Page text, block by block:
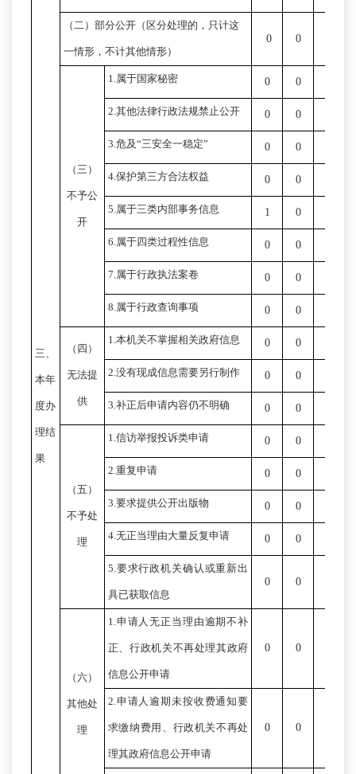
三、
本年
度办
理结
果
（二）部分公开（区分处理的，只计这
一情形，不计其他情形）
0 0
（三）
不予公
开
1.属于国家秘密 0 0
2.其他法律行政法规禁止公开 0 0
3.危及“三安全一稳定” 0 0
4.保护第三方合法权益 0 0
5.属于三类内部事务信息 1 0
6.属于四类过程性信息 0 0
7.属于行政执法案卷 0 0
8.属于行政查询事项 0 0
（四）
无法提
供
1.本机关不掌握相关政府信息 0 0
2.没有现成信息需要另行制作 0 0
3.补正后申请内容仍不明确 0 0
（五）
不予处
理
1.信访举报投诉类申请 0 0
2.重复申请 0 0
3.要求提供公开出版物 0 0
4.无正当理由大量反复申请 0 0
5.要求行政机关确认或重新出
具已获取信息
0 0
（六）
其他处
理
1.申请人无正当理由逾期不补
正、行政机关不再处理其政府
信息公开申请
0 0
2.申请人逾期未按收费通知要
求缴纳费用、行政机关不再处
理其政府信息公开申请
0 0